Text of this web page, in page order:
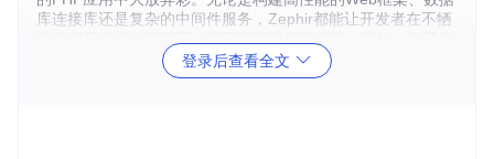
库连接库还是复杂的中间件服务，Zephir都能让开发者在不牺
高负载的API服务器或需要执行密集型计算的服务时，通过Ze
phir将核心算法编译为C扩展，可以显著提升响应速度和资源
登录后查看全文